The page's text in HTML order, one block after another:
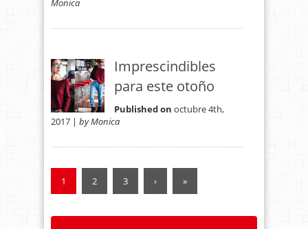
Monica
Imprescindibles
para este otoño
Published on octubre 4th,
2017 | by Monica
1 2 3 › »